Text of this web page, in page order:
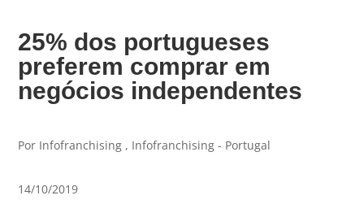
25% dos portugueses
preferem comprar em
negócios independentes
Por Infofranchising , Infofranchising - Portugal
14/10/2019